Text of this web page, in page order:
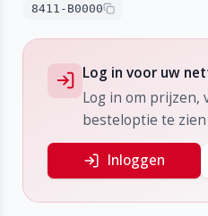
8411-B0000
Log in voor uw
Log in om prijzen,
besteloptie te zien
Inloggen